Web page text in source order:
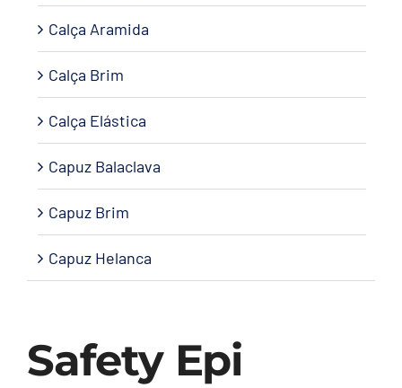
Safety Epi
Calça Aramida
Calça Brim
Calça Elástica
Capuz Balaclava
Capuz Brim
Capuz Helanca